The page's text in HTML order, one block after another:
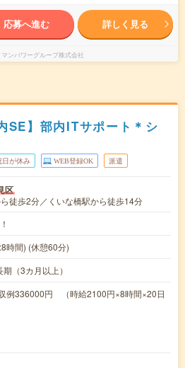
応募へ進む 詳しく見る
マンパワーグループ株式会社
SE】部内ITサポート＊シ
日が休み WEB登録OK 派遣
区
徒歩2分／くいな橋駅から徒歩14分
時間) (休憩60分)
期（3カ月以上）
例336000円 （時給2100円×8時間×20日